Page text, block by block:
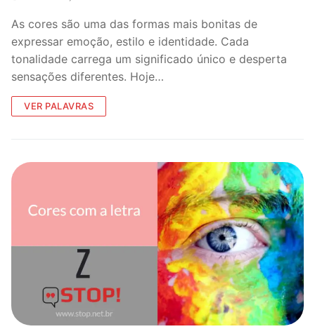
As cores são uma das formas mais bonitas de
expressar emoção, estilo e identidade. Cada
tonalidade carrega um significado único e desperta
sensações diferentes. Hoje…
VER PALAVRAS